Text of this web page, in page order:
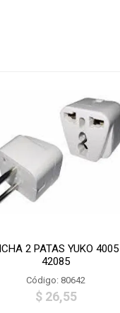
2 PATAS YUKO 4005
42085
Código: 80642
$ 26,55